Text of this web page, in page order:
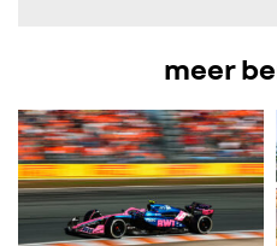
meer